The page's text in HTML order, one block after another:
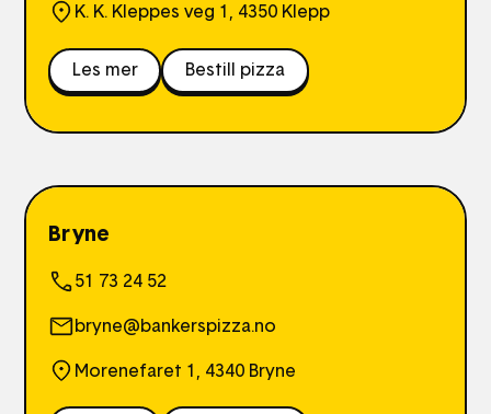
K. K. Kleppes veg 1, 4350 Klepp
Les mer Bestill pizza
Bryne
51 73 24 52
bryne@bankerspizza.no
Morenefaret 1, 4340 Bryne